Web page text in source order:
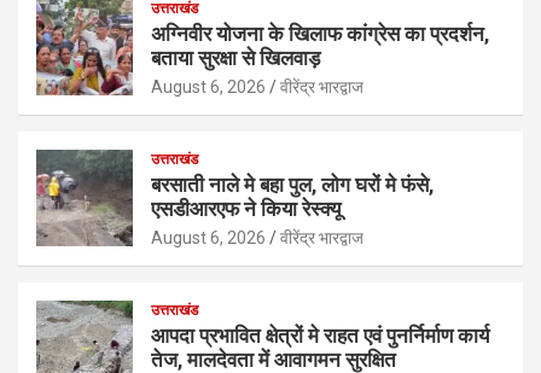
उत्तराखंड
अग्निवीर योजना के खिलाफ कांग्रेस का प्रदर्शन,
बताया सुरक्षा से खिलवाड़
August 6, 2026 वीरेंद्र भारद्वाज
उत्तराखंड
बरसाती नाले मे बहा पुल, लोग घरों मे फंसे,
एसडीआरएफ ने किया रेस्क्यू
August 6, 2026 वीरेंद्र भारद्वाज
उत्तराखंड
आपदा प्रभावित क्षेत्रों मे राहत एवं पुनर्निर्माण कार्य
तेज, मालदेवता में आवागमन सुरक्षित